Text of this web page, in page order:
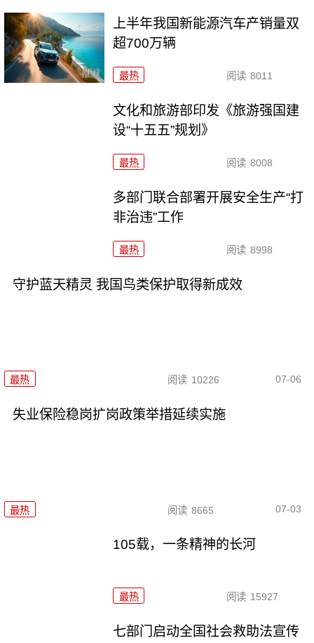
上半年我国新能源汽车产销量双
超700万辆
最热 阅读 8011
文化和旅游部印发《旅游强国建
设“十五五”规划》
最热 阅读 8008
多部门联合部署开展安全生产“打
非治违”工作
最热 阅读 8998
守护蓝天精灵 我国鸟类保护取得新成效
最热 阅读 10226 07-06
失业保险稳岗扩岗政策举措延续实施
最热 阅读 8665 07-03
105载，一条精神的长河
最热 阅读 15927
七部门启动全国社会救助法宣传